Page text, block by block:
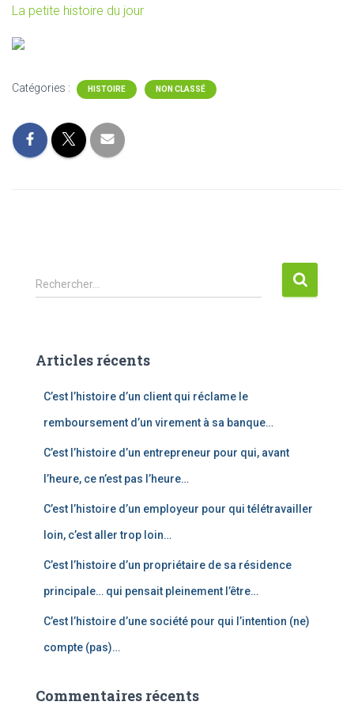
La petite histoire du jour
Catégories : HISTOIRE NON CLASSÉ
R
e
r
Rechercher…
Articles récents
C’est l’histoire d’un client qui réclame le
remboursement d’un virement à sa banque…
C’est l’histoire d’un entrepreneur pour qui, avant
l’heure, ce n’est pas l’heure…
C’est l’histoire d’un employeur pour qui télétravailler
loin, c’est aller trop loin…
C’est l’histoire d’un propriétaire de sa résidence
principale… qui pensait pleinement l’être…
C’est l’histoire d’une société pour qui l’intention (ne)
compte (pas)…
Commentaires récents